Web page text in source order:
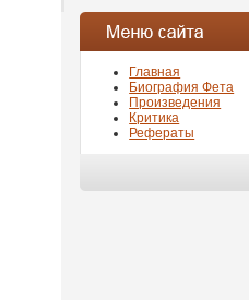
Главная
Биография Фета
Произведения
Критика
Рефераты